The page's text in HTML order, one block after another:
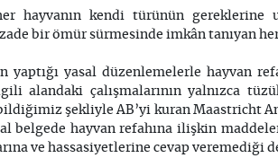
hayvanın kendi türünün gereklerine
bir ömür sürmesinde imkân tanıyan
yaptığı yasal düzenlemelerle hayvan
alandaki çalışmalarının yalnızca
şekliyle AB’yi kuran Maastricht
belgede hayvan refahına ilişkin
ve hassasiyetlerine cevap veremediği